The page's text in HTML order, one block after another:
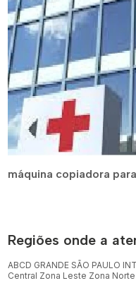
máquina copiadora
Regiões onde a
ABCD GRANDE SÃO PAULO
Central Zona Leste Zona Norte